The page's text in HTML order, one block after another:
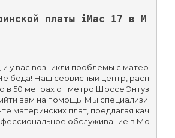
платы iMac 17 в М
и у вас возникли проблемы с матер
беда! Наш сервисный центр, расп
в 50 метрах от метро Шоссе Энтуз
вам на помощь. Мы специализи
материнских плат, предлагая кач
обслуживание в Мо